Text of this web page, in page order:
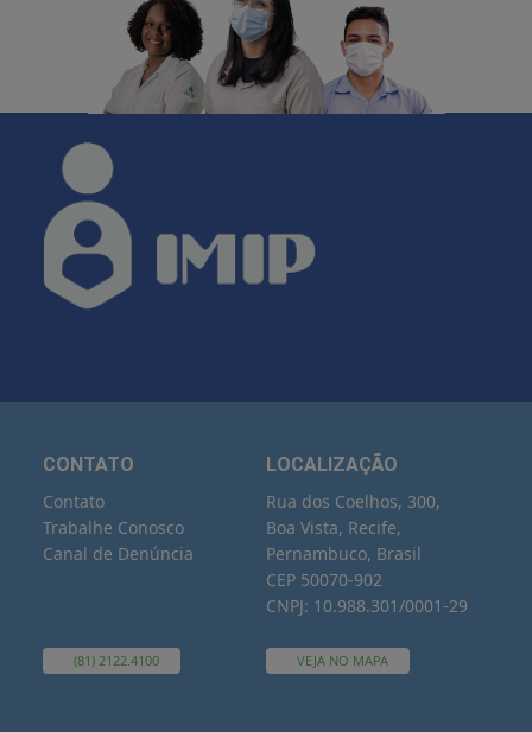
CONTATO
Contato
Trabalhe Conosco
Canal de Denúncia
(81) 2122.4100
LOCALIZAÇÃO
Rua dos Coelhos, 300,
Boa Vista, Recife,
Pernambuco, Brasil
CEP 50070-902
CNPJ: 10.988.301/0001-29
VEJA NO MAPA